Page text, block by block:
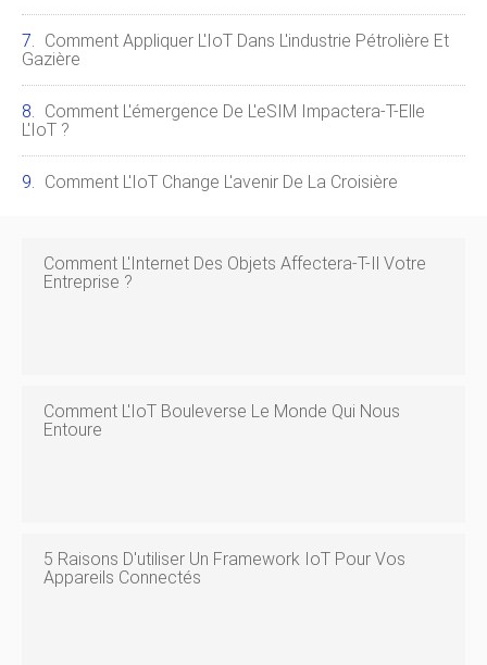
Comment Appliquer L'IoT Dans L'industrie Pétrolière Et
Gazière
Comment L'émergence De L'eSIM Impactera-T-Elle
L'IoT ?
Comment L'IoT Change L'avenir De La Croisière
Comment L'Internet Des Objets Affectera-T-Il Votre
Entreprise ?
Comment L'IoT Bouleverse Le Monde Qui Nous
Entoure
5 Raisons D'utiliser Un Framework IoT Pour Vos
Appareils Connectés